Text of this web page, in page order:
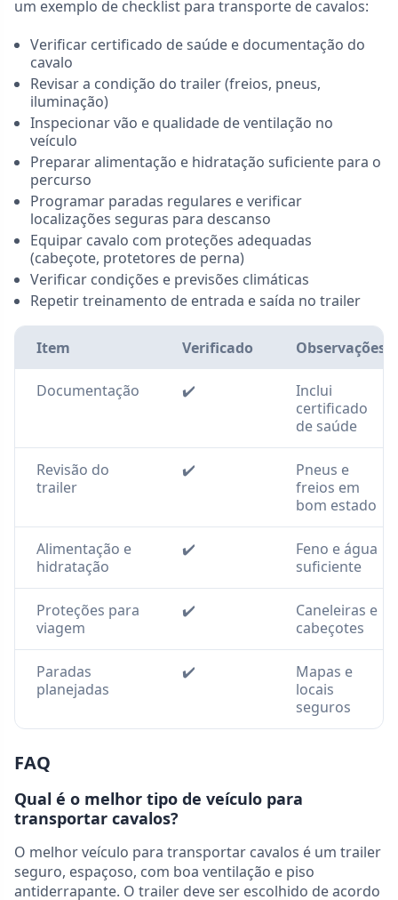
um exemplo de checklist para transporte de cavalos:
Verificar certificado de saúde e documentação do
cavalo
Revisar a condição do trailer (freios, pneus,
iluminação)
Inspecionar vão e qualidade de ventilação no
veículo
Preparar alimentação e hidratação suficiente para o
percurso
Programar paradas regulares e verificar
localizações seguras para descanso
Equipar cavalo com proteções adequadas
(cabeçote, protetores de perna)
Verificar condições e previsões climáticas
Repetir treinamento de entrada e saída no trailer
Item Verificado Observações
Documentação ✔️
Inclui
certificado
de saúde
Revisão do
trailer
✔️
Pneus e
freios em
bom estado
Alimentação e
hidratação
✔️
Feno e água
suficiente
Proteções para
viagem
✔️
Caneleiras e
cabeçotes
Paradas
planejadas
✔️
Mapas e
locais
seguros
FAQ
Qual é o melhor tipo de veículo para
transportar cavalos?
O melhor veículo para transportar cavalos é um trailer
seguro, espaçoso, com boa ventilação e piso
antiderrapante. O trailer deve ser escolhido de acordo